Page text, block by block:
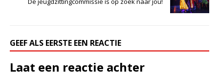
GEEF ALS EERSTE EEN REACTIE
Laat een reactie achter